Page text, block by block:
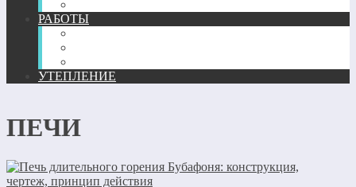
РАБОТЫ
УТЕПЛЕНИЕ
ПЕЧИ